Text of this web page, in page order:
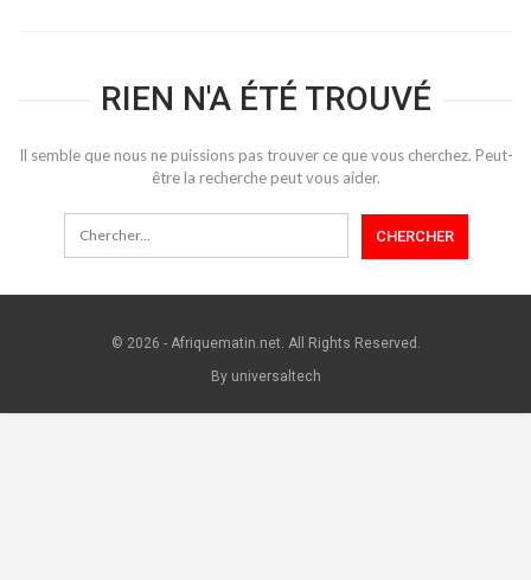
RIEN N'A ÉTÉ TROUVÉ
Il semble que nous ne puissions pas trouver ce que vous cherchez. Peut-
être la recherche peut vous aider.
© 2026 - Afriquematin.net. All Rights Reserved.
By universaltech